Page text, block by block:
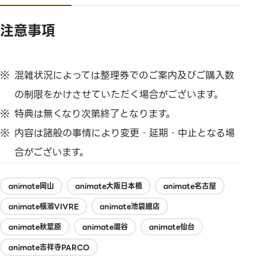
注意事項
混雑状況によっては整理券でのご案内及びご購入数
の制限をかけさせていただく場合がございます。
特典は無くなり次第終了となります。
内容は諸般の事情により変更・延期・中止となる場
合がございます。
animate岡山 animate大阪日本橋
animate名古屋
animate橫濱VIVRE
animate池袋總店
animate秋葉原
animate澀谷
animate仙台
animate吉祥寺PARCO